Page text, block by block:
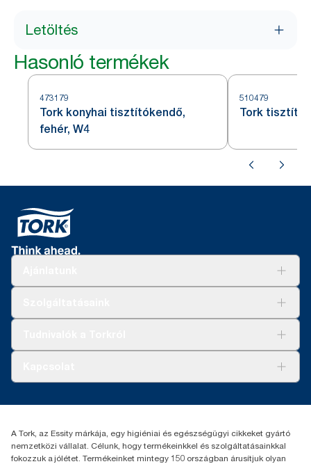
Letöltés
Hasonló termékek
473179
Tork konyhai tisztítókendő,
fehér, W4
510479
Tork
+36 1 392 2176
H-1021 Budapest
Budakeszi út 51.
A Tork, az Essity márkája, egy higiéniai és egészségügyi cikkeket gyártó
nemzetközi vállalat. Célunk, hogy termékeinkkel és szolgáltatásainkkal
fokozzuk a jólétet. Termékeinket mintegy 150 országban árusítjuk olyan